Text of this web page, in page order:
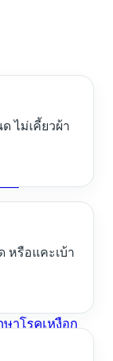
เนียร์
าโรคเหงือก
ไม่เคี้ยวผ้า
หรือแคะเบ้า